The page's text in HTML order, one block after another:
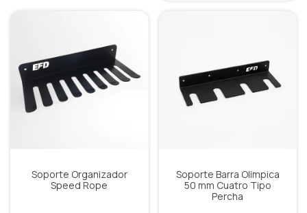
Soporte Organizador
Speed Rope
Soporte Barra Olimpica
50 mm Cuatro Tipo
Percha